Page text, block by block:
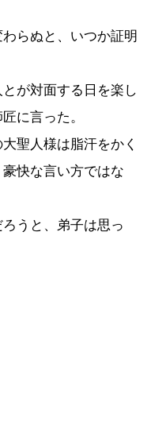
わらぬと、いつか証明
が対面する日を楽し
に言った。
聖人様は脂汗をかく
快な言い方ではな
うと、弟子は思っ